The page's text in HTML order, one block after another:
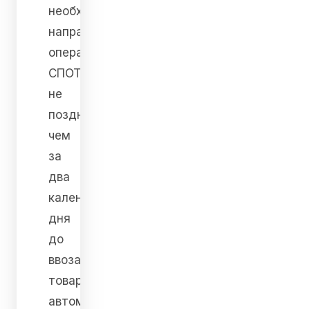
необходимо
направить
оператору
СПОТ
не
позднее
чем
за
два
календарных
дня
до
ввоза
товара
автомобильным